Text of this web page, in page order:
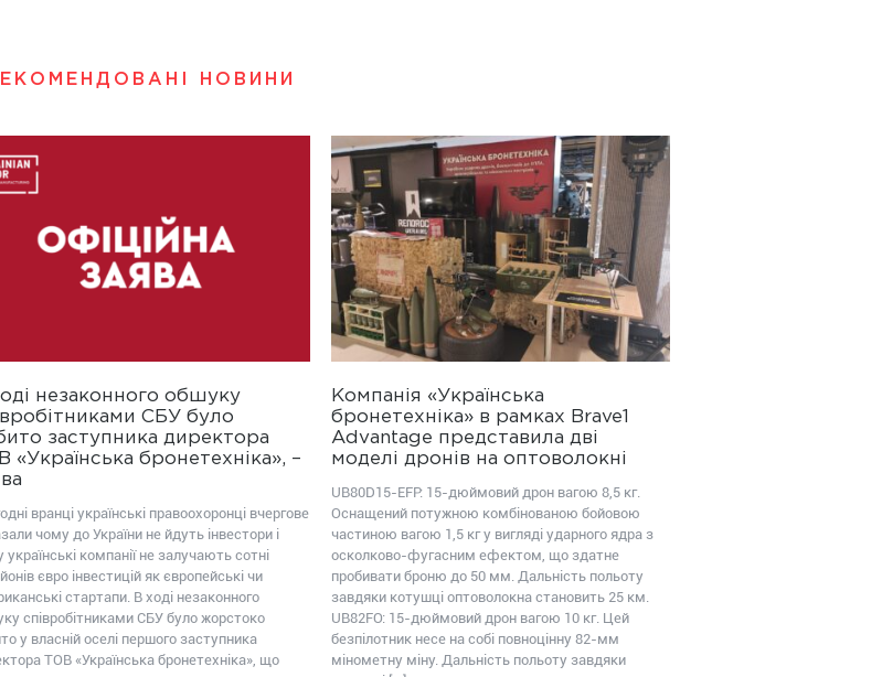
НОВИНИ
незаконного обшуку
СБУ було
заступника директора
«Українська бронетехніка», –
вранці українські правоохоронці вчергове
чому до України не йдуть інвестори і
українські компанії не залучають сотні
євро інвестицій як європейські чи
стартапи. В ході незаконного
співробітниками СБУ було жорстоко
у власній оселі першого заступника
ТОВ «Українська бронетехніка», що
Компанія «Українська
бронетехніка» в рамках Brave1
Advantage представила дві
моделі дронів на оптоволокні
UB80D15-EFP: 15-дюймовий дрон вагою 8,5 кг.
Оснащений потужною комбінованою бойовою
частиною вагою 1,5 кг у вигляді ударного ядра з
осколково-фугасним ефектом, що здатне
пробивати броню до 50 мм. Дальність польоту
завдяки котушці оптоволокна становить 25 км.
UB82FО: 15-дюймовий дрон вагою 10 кг. Цей
безпілотник несе на собі повноцінну 82-мм
мінометну міну. Дальність польоту завдяки